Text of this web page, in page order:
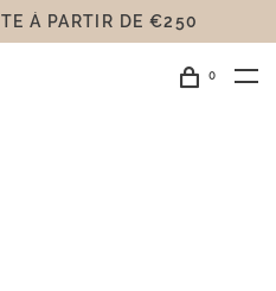
Á PARTIR DE €250
0